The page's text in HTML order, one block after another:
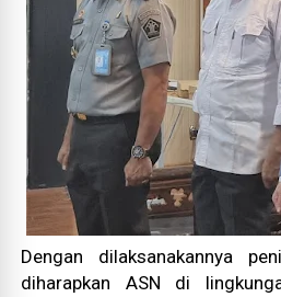
Dengan dilaksanakannya
diharapkan ASN di